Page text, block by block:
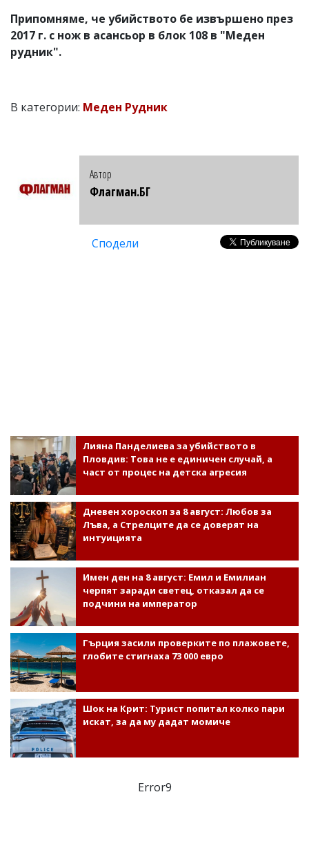
Припомняме, че убийството бе извършено през
2017 г. с нож в асансьор в блок 108 в "Меден
рудник".
В категории: Меден Рудник
Автор
Флагман.БГ
Сподели
Лияна Панделиева за убийството в
Пловдив: Това не е единичен случай, а
част от процес на детска агресия
Дневен хороскоп за 8 август: Любов за
Лъва, а Стрелците да се доверят на
интуицията
Имен ден на 8 август: Емил и Емилиан
черпят заради светец, отказал да се
подчини на император
Гърция засили проверките по плажовете,
глобите стигнаха 73 000 евро
Шок на Крит: Турист попитал колко пари
искат, за да му дадат момиче
Error9